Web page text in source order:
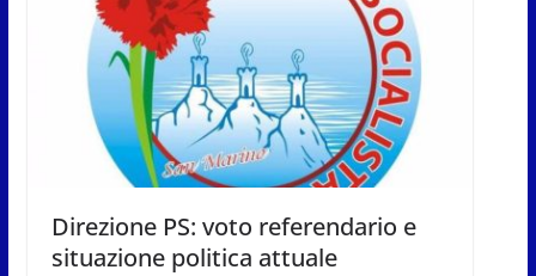
Direzione PS: voto referendario e
situazione politica attuale